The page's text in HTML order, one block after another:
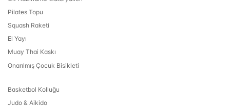
Pilates Topu
Squash Raketi
El Yayı
Muay Thai Kaskı
Onarılmış Çocuk Bisikleti
Basketbol Kolluğu
Judo & Aikido